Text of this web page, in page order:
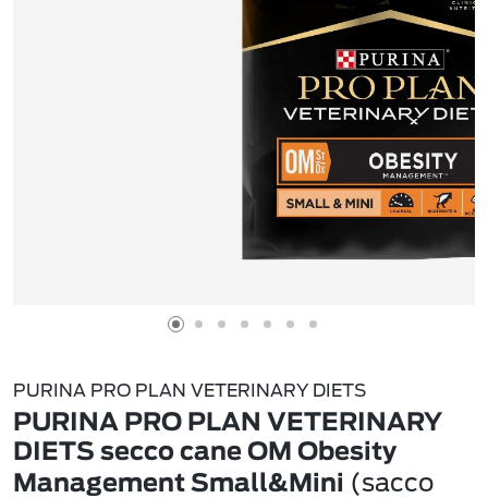
PURINA PRO PLAN VETERINARY DIETS
PURINA PRO PLAN VETERINARY
DIETS secco cane OM Obesity
Management Small&Mini (sacco